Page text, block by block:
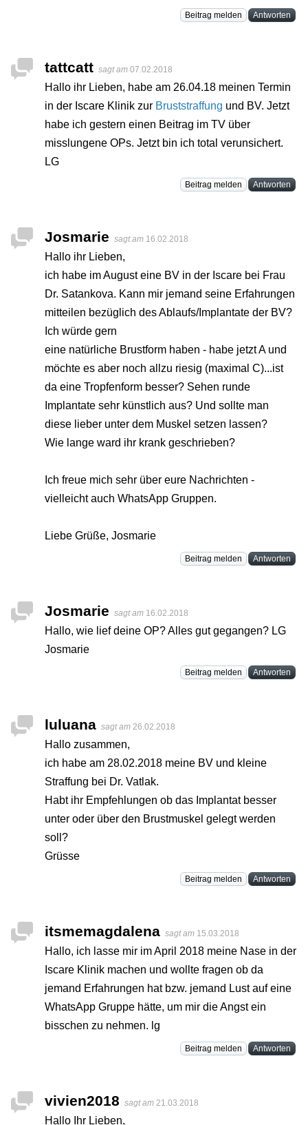
Beitrag melden Antworten
tattcatt sagt am 07.02.2018
Hallo ihr Lieben, habe am 26.04.18 meinen Termin
in der Iscare Klinik zur Bruststraffung und BV. Jetzt
habe ich gestern einen Beitrag im TV über
misslungene OPs. Jetzt bin ich total verunsichert.
LG
Beitrag melden Antworten
Josmarie sagt am 16.02.2018
Hallo ihr Lieben,
ich habe im August eine BV in der Iscare bei Frau
Dr. Satankova. Kann mir jemand seine Erfahrungen
mitteilen bezüglich des Ablaufs/Implantate der BV?
Ich würde gern
eine natürliche Brustform haben - habe jetzt A und
möchte es aber noch allzu riesig (maximal C)...ist
da eine Tropfenform besser? Sehen runde
Implantate sehr künstlich aus? Und sollte man
diese lieber unter dem Muskel setzen lassen?
Wie lange ward ihr krank geschrieben?
Ich freue mich sehr über eure Nachrichten -
vielleicht auch WhatsApp Gruppen.
Liebe Grüße, Josmarie
Beitrag melden Antworten
Josmarie sagt am 16.02.2018
Hallo, wie lief deine OP? Alles gut gegangen? LG
Josmarie
Beitrag melden Antworten
luluana sagt am 26.02.2018
Hallo zusammen,
ich habe am 28.02.2018 meine BV und kleine
Straffung bei Dr. Vatlak.
Habt ihr Empfehlungen ob das Implantat besser
unter oder über den Brustmuskel gelegt werden
soll?
Grüsse
Beitrag melden Antworten
itsmemagdalena sagt am 15.03.2018
Hallo, ich lasse mir im April 2018 meine Nase in der
Iscare Klinik machen und wollte fragen ob da
jemand Erfahrungen hat bzw. jemand Lust auf eine
WhatsApp Gruppe hätte, um mir die Angst ein
bisschen zu nehmen. lg
Beitrag melden Antworten
vivien2018 sagt am 21.03.2018
Hallo Ihr Lieben,